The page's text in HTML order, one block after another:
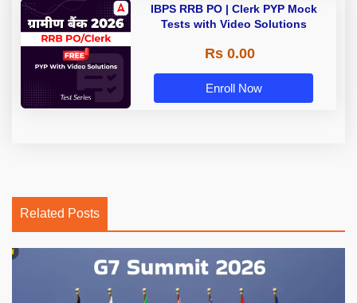
IBPS RRB PO | Clerk PYP Mock
Tests with Video Solutions
Rs 0.00
Enroll Now
Related Posts